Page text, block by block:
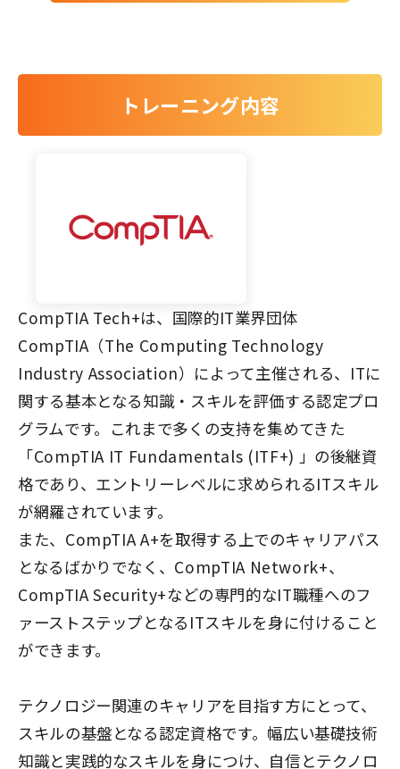
トレーニング内容
CompTIA Tech+は、国際的IT業界団体
CompTIA（The Computing Technology
Industry Association）によって主催される、ITに
関する基本となる知識・スキルを評価する認定プロ
グラムです。これまで多くの支持を集めてきた
「CompTIA IT Fundamentals (ITF+) 」の後継資
格であり、エントリーレベルに求められるITスキル
が網羅されています。
また、CompTIA A+を取得する上でのキャリアパス
となるばかりでなく、CompTIA Network+、
CompTIA Security+などの専門的なIT職種へのフ
ァーストステップとなるITスキルを身に付けること
ができます。
テクノロジー関連のキャリアを目指す方にとって、
スキルの基盤となる認定資格です。幅広い基礎技術
知識と実践的なスキルを身につけ、自信とテクノロ